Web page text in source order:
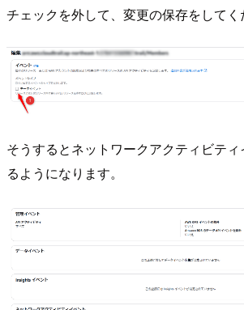
チェックを外して、変更の保存をしてく
そうするとネットワークアクティビテ
るようになります。